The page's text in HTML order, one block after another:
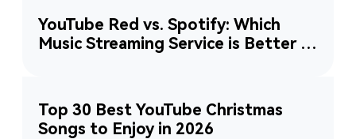
YouTube Red vs. Spotify: Which
Music Streaming Service is Better in
Top 30 Best YouTube Christmas
Songs to Enjoy in 2026